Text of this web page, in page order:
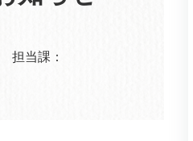
担当課：